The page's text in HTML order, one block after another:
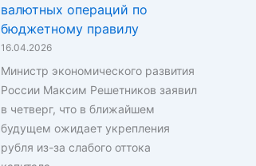
валютных операций по
бюджетному правилу
16.04.2026
Министр экономического развития
России Максим Решетников заявил
в четверг, что в ближайшем
будущем ожидает укрепления
рубля из-за слабого оттока